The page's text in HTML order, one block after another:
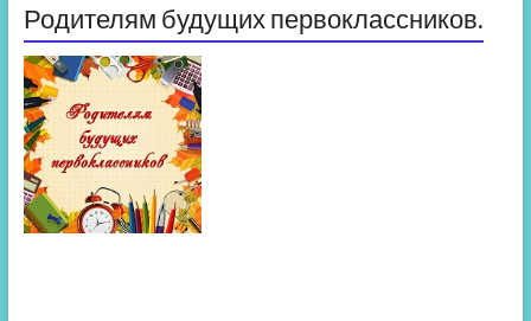
Родителям будущих первоклассников.